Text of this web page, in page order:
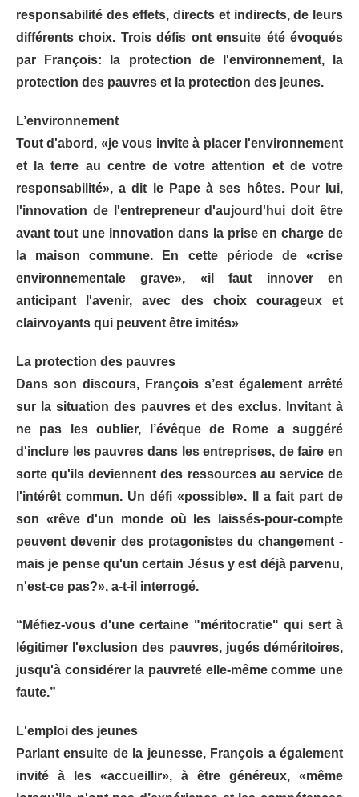
responsabilité des effets, directs et indirects, de leurs
différents choix. Trois défis ont ensuite été évoqués
par François: la protection de l'environnement, la
protection des pauvres et la protection des jeunes.
L’environnement
Tout d'abord, «je vous invite à placer l'environnement
et la terre au centre de votre attention et de votre
responsabilité», a dit le Pape à ses hôtes. Pour lui,
l'innovation de l'entrepreneur d'aujourd'hui doit être
avant tout une innovation dans la prise en charge de
la maison commune. En cette période de «crise
environnementale grave», «il faut innover en
anticipant l'avenir, avec des choix courageux et
clairvoyants qui peuvent être imités»
La protection des pauvres
Dans son discours, François s’est également arrêté
sur la situation des pauvres et des exclus. Invitant à
ne pas les oublier, l’évêque de Rome a suggéré
d'inclure les pauvres dans les entreprises, de faire en
sorte qu'ils deviennent des ressources au service de
l'intérêt commun. Un défi «possible». Il a fait part de
son «rêve d'un monde où les laissés-pour-compte
peuvent devenir des protagonistes du changement -
mais je pense qu'un certain Jésus y est déjà parvenu,
n'est-ce pas?», a-t-il interrogé.
“Méfiez-vous d'une certaine "méritocratie" qui sert à
légitimer l'exclusion des pauvres, jugés déméritoires,
jusqu'à considérer la pauvreté elle-même comme une
faute.”
L'emploi des jeunes
Parlant ensuite de la jeunesse, François a également
invité à les «accueillir», à être généreux, «même